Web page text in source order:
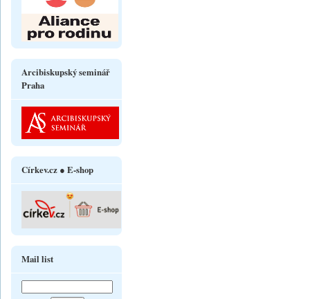
Arcibiskupský seminář
Praha
Církev.cz ● E-shop
Mail list